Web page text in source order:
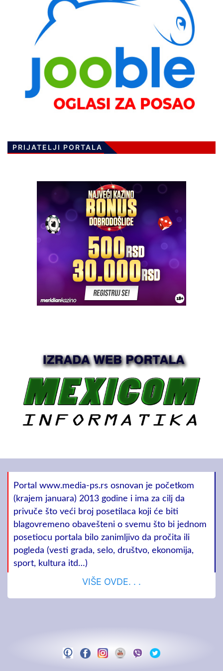
PRIJATELJI PORTALA
Portal www.media-ps.rs osnovan je početkom
(krajem januara) 2013 godine i ima za cilj da
privuče što veći broj posetilaca koji će biti
blagovremeno obavešteni o svemu što bi jednom
posetiocu portala bilo zanimljivo da pročita ili
pogleda (vesti grada, selo, društvo, ekonomija,
sport, kultura itd…)
VIŠE OVDE. . .